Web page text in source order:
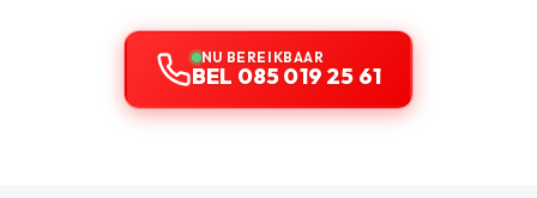
NU BEREIKBAAR
BEL 085 019 25 61